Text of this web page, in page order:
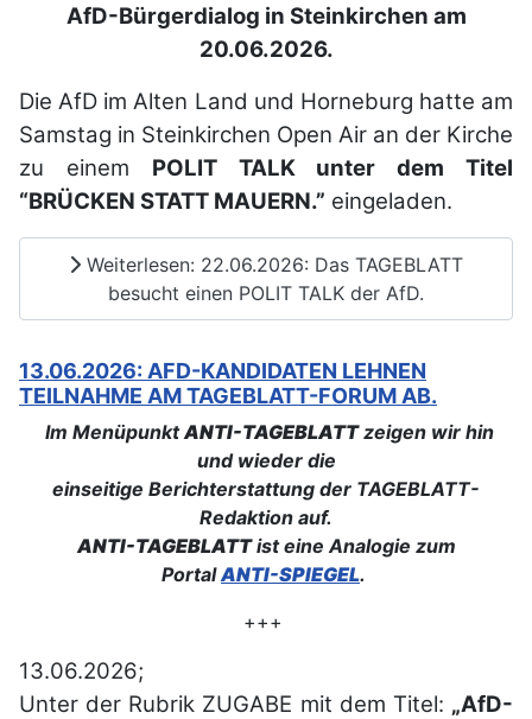
AfD-Bürgerdialog in Steinkirchen am
20.06.2026.
Die AfD im Alten Land und Horneburg hatte am
Samstag in Steinkirchen Open Air an der Kirche
zu einem POLIT TALK unter dem Titel
“BRÜCKEN STATT MAUERN.” eingeladen.
Weiterlesen: 22.06.2026: Das TAGEBLATT
besucht einen POLIT TALK der AfD.
13.06.2026: AFD-KANDIDATEN LEHNEN
TEILNAHME AM TAGEBLATT-FORUM AB.
Im MenüpunktANTI-TAGEBLATTzeigen wir hin
und wieder die
einseitige Berichterstattung der TAGEBLATT-
Redaktion auf.
ANTI-TAGEBLATTist eine Analogie zum
PortalANTI-SPIEGEL.
+++
13.06.2026;
Unter der Rubrik ZUGABE mit dem Titel: „AfD-